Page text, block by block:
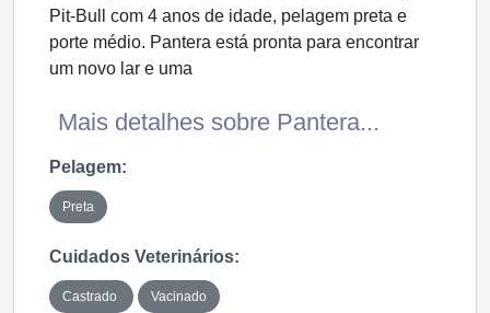
Pit-Bull com 4 anos de idade, pelagem preta e
porte médio. Pantera está pronta para encontrar
um novo lar e uma
Mais detalhes sobre Pantera...
Pelagem:
Preta
Cuidados Veterinários:
Castrado Vacinado